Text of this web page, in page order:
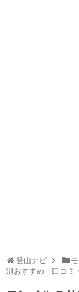
登山ナビ
別おすすめ・口コミ